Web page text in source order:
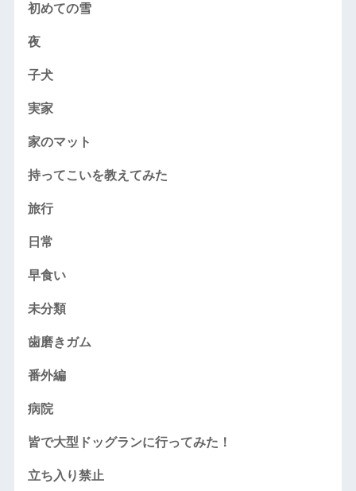
初めての雪
夜
子犬
実家
家のマット
持ってこいを教えてみた
旅行
日常
早食い
未分類
歯磨きガム
番外編
病院
皆で大型ドッグランに行ってみた！
立ち入り禁止